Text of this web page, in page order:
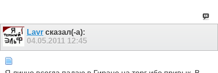
Lavr сказал(-а):
04.05.2011 12:45